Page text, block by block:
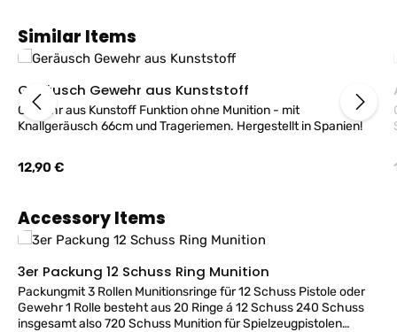
Produktgalerie überspringen
Similar Items
Geräusch Gewehr aus Kunststoff
Gewehr aus Kunstoff Funktion ohne Munition - mit
Knallgeräusch 66cm und Trageriemen. Hergestellt in Spanien!
Regulärer Preis:
12,90 €
Produktgalerie überspringen
Accessory Items
3er Packung 12 Schuss Ring Munition
Packungmit 3 Rollen Munitionsringe für 12 Schuss Pistole oder
Gewehr 1 Rolle besteht aus 20 Ringe á 12 Schuss 240 Schuss
insgesamt also 720 Schuss Munition für Spielzeugpistolen